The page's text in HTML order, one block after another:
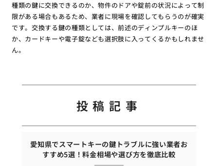
種類の鍵に交換できるのか、物件のドアや錠前の状況によって制
限がある場合もあるため、業者に現場を確認してもらうのが確実
です。交換する鍵の種類としては、前述のディンプルキーのほ
か、カードキーや電子錠なども選択肢に入ってくるかもしれませ
ん。
投稿記事
愛知県でスマートキーの鍵トラブルに強い業者お
すすめ5選！料金相場や選び方を徹底比較